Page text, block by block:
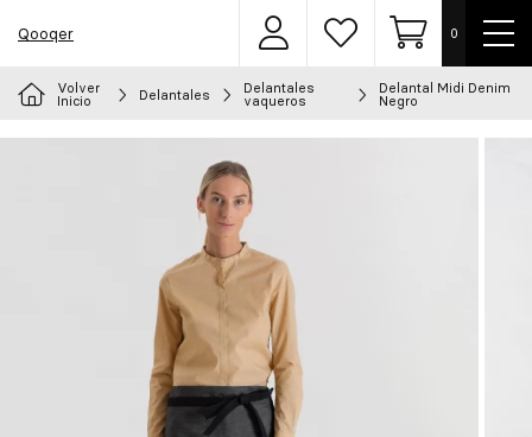
Qooqer
Elige tu uniforme
Área
usuarios
Lista
deseos
Carrito
0
menú
Volver
Inicio Delantales Delantales
vaqueros
Delantal Midi Denim
Negro